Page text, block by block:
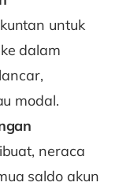
untuk
dalam
modal.
neraca
saldo akun